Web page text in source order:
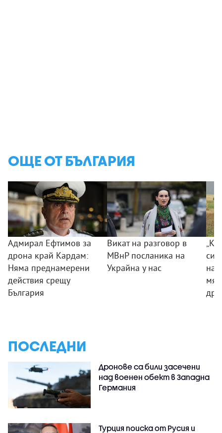
ОЩЕ ОТ БЪЛГАРИЯ
Адмирал Ефтимов за
дрона край Кардам:
Няма преднамерени
действия срещу
България
Викат на разговор в
МВнР посланика на
Украйна у нас
на
ПОСЛЕДНИ
Дронове са били засечени
над военен обект в Западна
Германия
Турция поиска от Русия и